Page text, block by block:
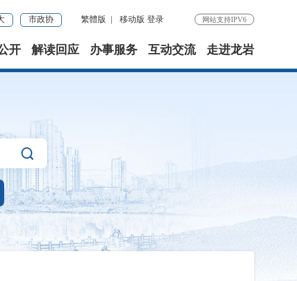
市政协 繁體版 移动版 登录 网站支持IPV6
开 解读回应 办事服务 互动交流 走进龙岩
